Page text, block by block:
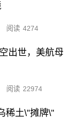
阅读 4274
出世，美航母
阅读 22974
稀土\"摊牌\"